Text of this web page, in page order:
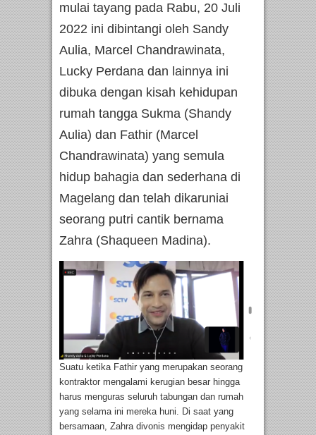
mulai tayang pada Rabu, 20 Juli
2022 ini dibintangi oleh Sandy
Aulia, Marcel Chandrawinata,
Lucky Perdana dan lainnya ini
dibuka dengan kisah kehidupan
rumah tangga Sukma (Shandy
Aulia) dan Fathir (Marcel
Chandrawinata) yang semula
hidup bahagia dan sederhana di
Magelang dan telah dikaruniai
seorang putri cantik bernama
Zahra (Shaqueen Madina).
Suatu ketika Fathir yang merupakan seorang
kontraktor mengalami kerugian besar hingga
harus menguras seluruh tabungan dan rumah
yang selama ini mereka huni. Di saat yang
bersamaan, Zahra divonis mengidap penyakit